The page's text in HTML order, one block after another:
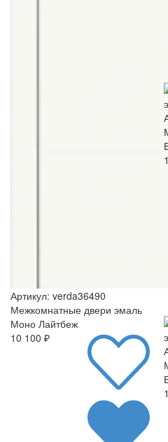
Артикул: verda36490
Межкомнатные двери эмаль
Моно Лайтбеж
10 100 ₽